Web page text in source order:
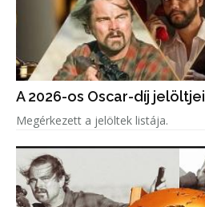
A 2026-os Oscar-díj jelöltjei
Megérkezett a jelöltek listája.